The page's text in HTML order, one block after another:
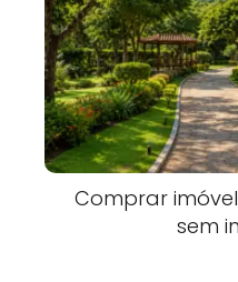
Comprar
sem